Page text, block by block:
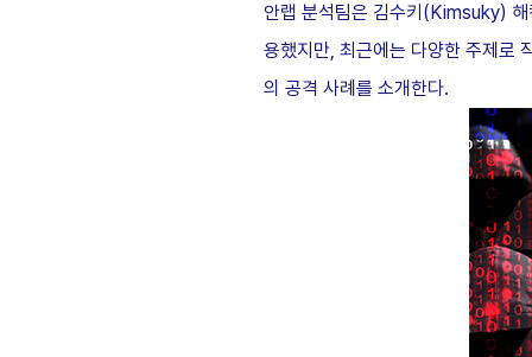
안랩 분석팀은 김수키(Kimsuky)
용했지만, 최근에는 다양한 주제로
의 공격 사례를 소개한다.